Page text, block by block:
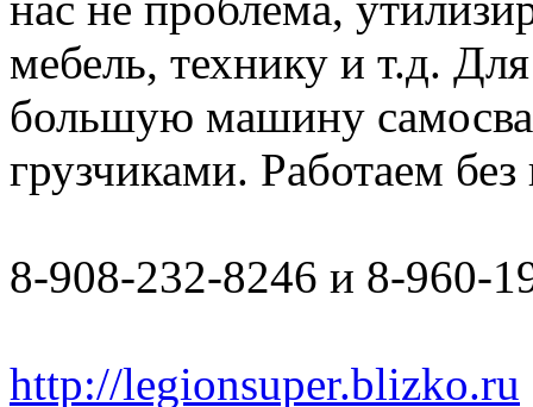
мебель, технику и т.д.
большую машину
грузчиками. Работаем
8-908-232-8246 и 8-960-
http://legionsuper.blizko.ru